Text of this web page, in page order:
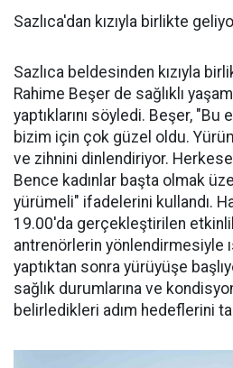
Sazlıca'dan kızıyla birlikte
Sazlıca beldesinden kızıyla
Rahime Beşer de sağlıklı
yaptıklarını söyledi. Beşer,
bizim için çok güzel oldu.
ve zihnini dinlendiriyor.
Bence kadınlar başta olmak
yürümeli" ifadelerini kullandı.
19.00'da gerçekleştirilen
antrenörlerin yönlendirmesiyle
yaptıktan sonra yürüyüşe
sağlık durumlarına ve
belirledikleri adım hedeflerini